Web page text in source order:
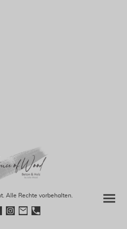
Alle Rechte vorbehalten.